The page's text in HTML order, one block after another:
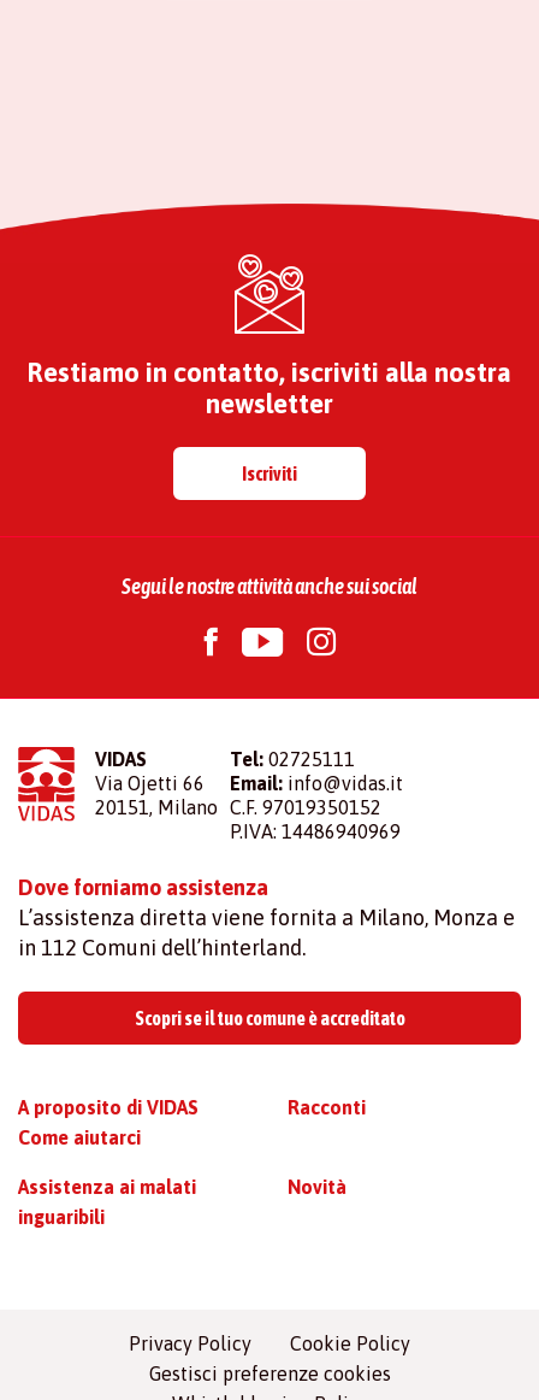
Restiamo in contatto, iscriviti alla nostra
newsletter
Iscriviti
Segui le nostre attività anche sui social
VIDAS
Via Ojetti 66
20151, Milano
Tel: 02725111
Email: info@vidas.it
C.F. 97019350152
P.IVA: 14486940969
Dove forniamo assistenza
L’assistenza diretta viene fornita a Milano, Monza e
in 112 Comuni dell’hinterland.
Scopri se il tuo comune è accreditato
A proposito di VIDAS
Come aiutarci
Assistenza ai malati
inguaribili
Racconti
Novità
Privacy Policy
Cookie Policy
Gestisci preferenze cookies